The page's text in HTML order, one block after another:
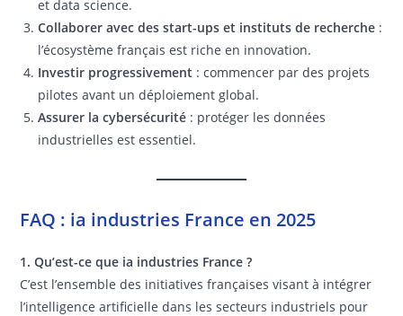
et data science.
Collaborer avec des start-ups et instituts de recherche :
l’écosystème français est riche en innovation.
Investir progressivement : commencer par des projets
pilotes avant un déploiement global.
Assurer la cybersécurité : protéger les données
industrielles est essentiel.
FAQ : ia industries France en 2025
1. Qu’est-ce que ia industries France ?
C’est l’ensemble des initiatives françaises visant à intégrer
l’intelligence artificielle dans les secteurs industriels pour